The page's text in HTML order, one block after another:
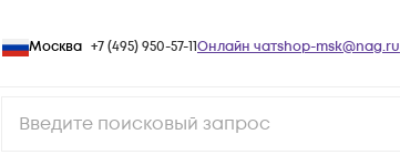
Москва +7 (495) 950-57-11Онлайн чатshop-msk@nag.ru